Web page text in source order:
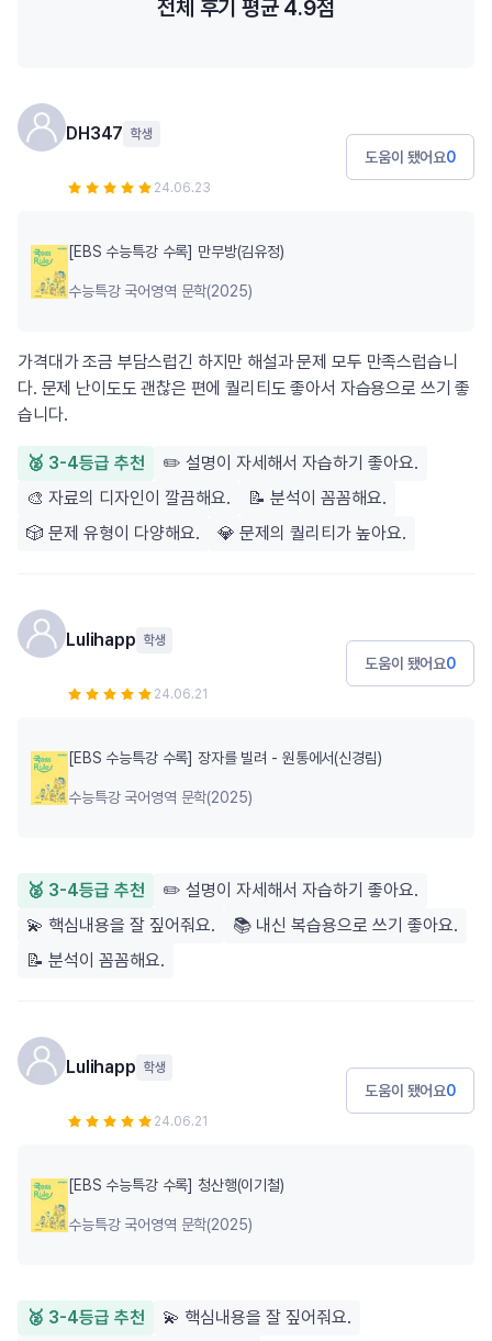
전체 후기 평균 4.9점
DH347 학생
24.06.23
도움이 됐어요0
[EBS 수능특강 수록] 만무방(김유정)
수능특강 국어영역 문학(2025)
가격대가 조금 부담스럽긴 하지만 해설과 문제 모두 만족스럽습니
다. 문제 난이도도 괜찮은 편에 퀄리티도 좋아서 자습용으로 쓰기 좋
습니다.
🥈 3-4등급 추천
✏️ 설명이 자세해서 자습하기 좋아요.
🎨 자료의 디자인이 깔끔해요.
📝 분석이 꼼꼼해요.
🎲 문제 유형이 다양해요.
💎 문제의 퀄리티가 높아요.
Lulihapp 학생
24.06.21
도움이 됐어요0
[EBS 수능특강 수록] 장자를 빌려 - 원통에서(신경림)
수능특강 국어영역 문학(2025)
🥈 3-4등급 추천
✏️ 설명이 자세해서 자습하기 좋아요.
💫 핵심내용을 잘 짚어줘요.
📚 내신 복습용으로 쓰기 좋아요.
📝 분석이 꼼꼼해요.
Lulihapp 학생
24.06.21
도움이 됐어요0
[EBS 수능특강 수록] 청산행(이기철)
수능특강 국어영역 문학(2025)
🥈 3-4등급 추천
💫 핵심내용을 잘 짚어줘요.